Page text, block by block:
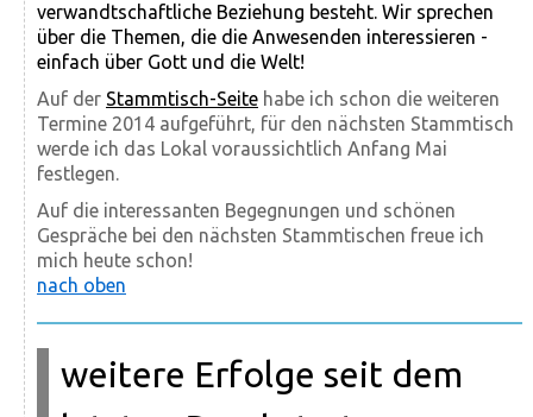
verwandtschaftliche Beziehung besteht. Wir sprechen
über die Themen, die die Anwesenden interessieren -
einfach über Gott und die Welt!
Auf der Stammtisch-Seite habe ich schon die weiteren
Termine 2014 aufgeführt, für den nächsten Stammtisch
werde ich das Lokal voraussichtlich Anfang Mai
festlegen.
Auf die interessanten Begegnungen und schönen
Gespräche bei den nächsten Stammtischen freue ich
mich heute schon!
nach oben
weitere Erfolge seit dem